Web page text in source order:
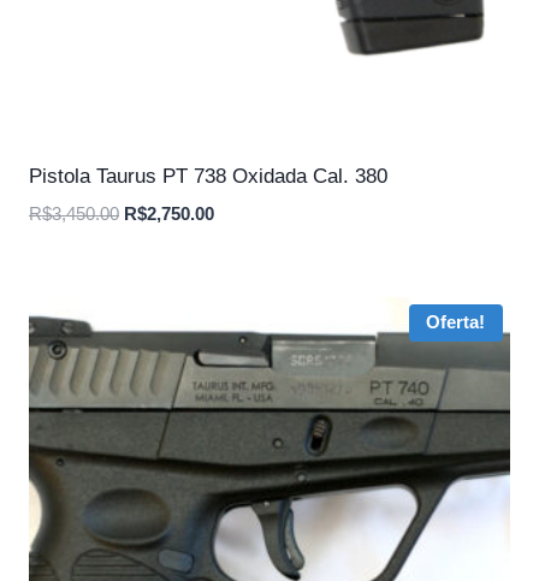
Pistola Taurus PT 738 Oxidada Cal. 380
R$3,450.00 O
R$2,750.00O
Oferta!